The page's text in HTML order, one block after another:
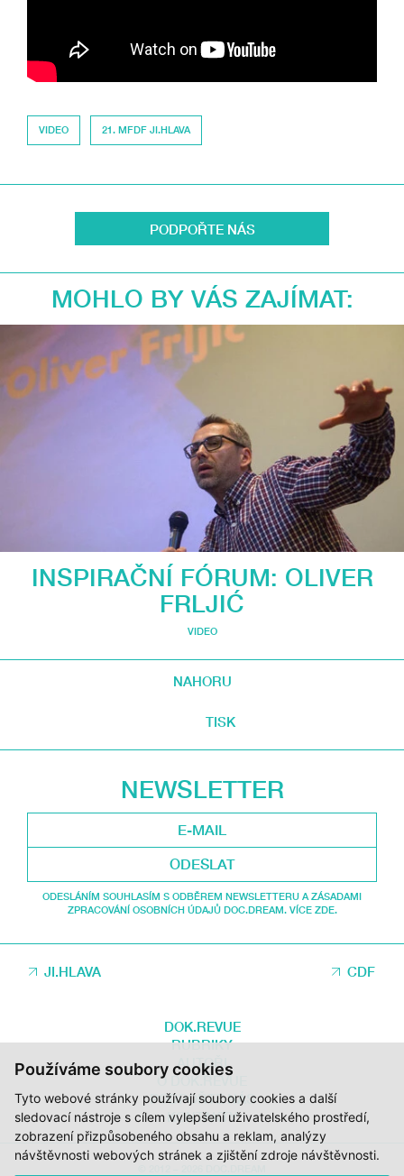
Používáme soubory cookies
Tyto webové stránky používají soubory cookies a další
sledovací nástroje s cílem vylepšení uživatelského prostředí,
zobrazení přizpůsobeného obsahu a reklam, analýzy
návštěvnosti webových stránek a zjištění zdroje návštěvnosti.
VIDEO 21. MFDF JI.HLAVA
PODPOŘTE NÁS
MOHLO BY VÁS ZAJÍMAT:
INSPIRAČNÍ FÓRUM: OLIVER
FRLJIĆ
VIDEO
NAHORU
TISK
NEWSLETTER
ODESLAT
ODESLÁNÍM SOUHLASÍM S ODBĚREM NEWSLETTERU A ZÁSADAMI
ZPRACOVÁNÍ OSOBNÍCH ÚDAJŮ DOC.DREAM. VÍCE ZDE.
JI.HLAVA CDF
DOK.REVUE
RUBRIKY
AUTOŘI
O DOK.REVUE
PODPOŘTE NÁS
KONTAKTY